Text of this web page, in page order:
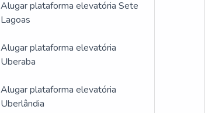
Alugar plataforma elevatória Sete
Lagoas
Alugar plataforma elevatória
Uberaba
Alugar plataforma elevatória
Uberlândia